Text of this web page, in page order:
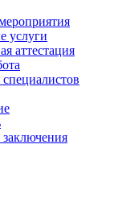
услуги
аттестация